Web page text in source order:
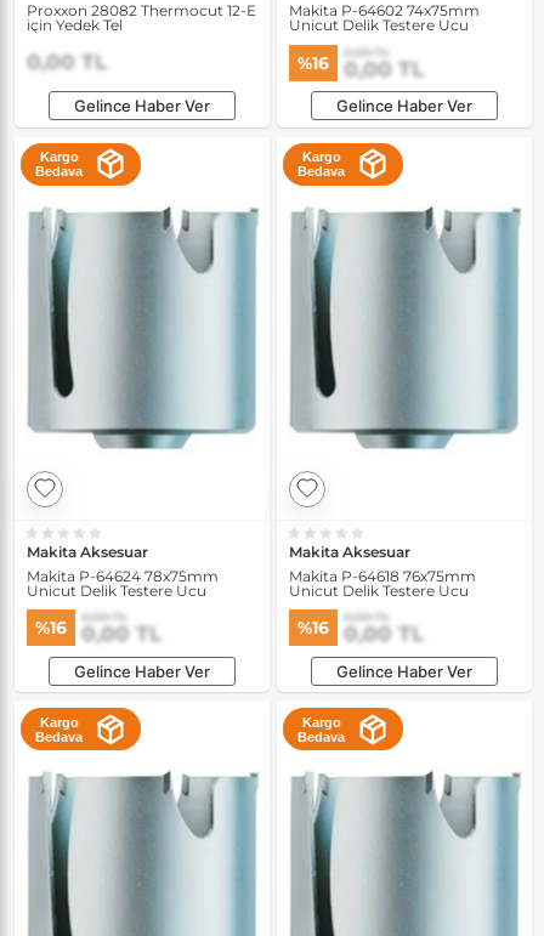
Proxxon 28082 Thermocut 12-E
için Yedek Tel
0,00 TL
Gelince Haber Ver
Makita P-64602 74x75mm
Unicut Delik Testere Ucu
%16 0,00 TL
0,00 TL
Gelince Haber Ver
Kargo
Bedava
Makita Aksesuar
Makita P-64624 78x75mm
Unicut Delik Testere Ucu
%16 0,00 TL
0,00 TL
Gelince Haber Ver
Kargo
Bedava
Makita Aksesuar
Makita P-64618 76x75mm
Unicut Delik Testere Ucu
%16 0,00 TL
0,00 TL
Gelince Haber Ver
Kargo
Bedava
Kargo
Bedava